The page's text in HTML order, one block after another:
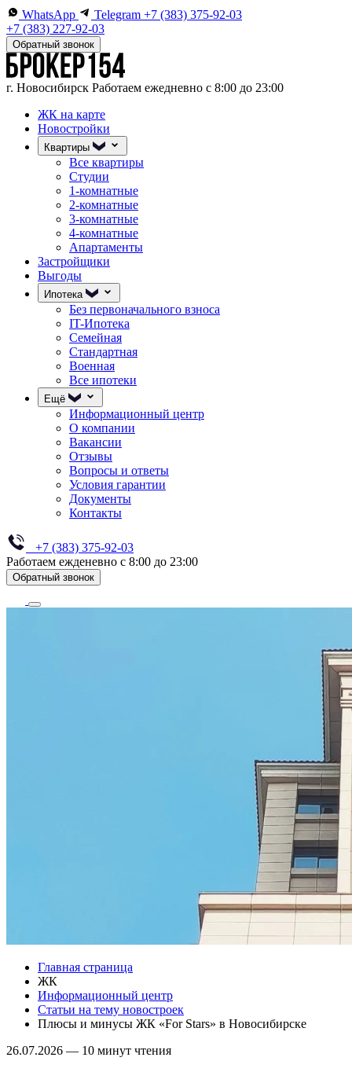
WhatsApp Telegram +7 (383) 375-92-03
+7 (383) 227-92-03
Обратный звонок
г. Новосибирск Работаем ежедневно с 8:00 до 23:00
ЖК на карте
Новостройки
Квартиры
Все квартиры
Студии
1-комнатные
2-комнатные
3-комнатные
4-комнатные
Апартаменты
Застройщики
Выгоды
Ипотека
Без первоначального взноса
IT-Ипотека
Семейная
Стандартная
Военная
Все ипотеки
Ещё
Информационный центр
О компании
Вакансии
Отзывы
Вопросы и ответы
Условия гарантии
Документы
Контакты
+7 (383) 375-92-03
Работаем ежденевно с 8:00 до 23:00
Обратный звонок
Главная страница
ЖК
Информационный центр
Статьи на тему новостроек
Плюсы и минусы ЖК «For Stars» в Новосибирске
26.07.2026 — 10 минут чтения